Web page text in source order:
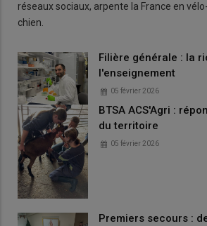
réseaux sociaux, arpente la France en
chien.
Filière générale : la
l'enseignement
05 février 2026
BTSA ACS'Agri :
du territoire
05 février 2026
Premiers secours :